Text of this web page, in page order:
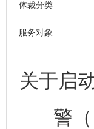
体裁分类
服务对象
关于启
警